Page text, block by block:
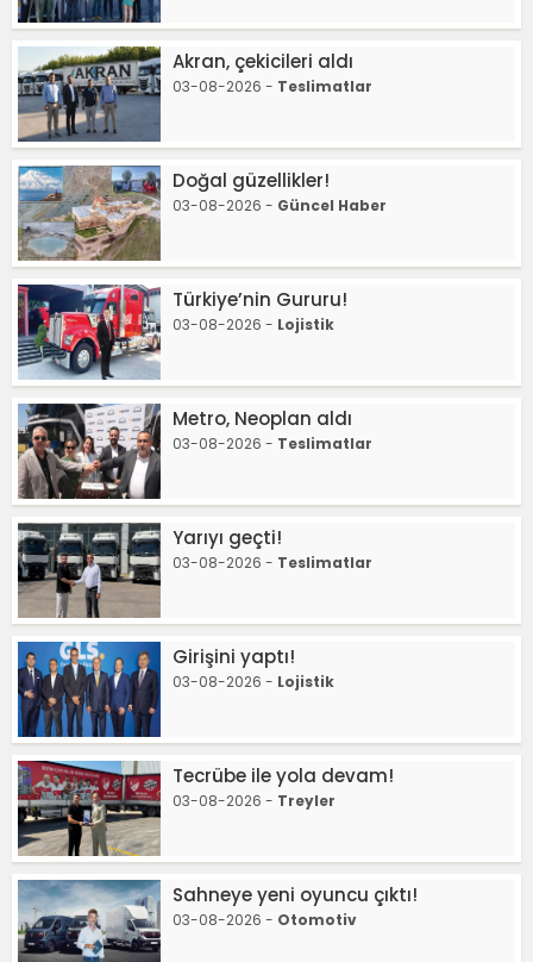
Akran, çekicileri aldı
03-08-2026 - Teslimatlar
Doğal güzellikler!
03-08-2026 - Güncel Haber
Türkiye’nin Gururu!
03-08-2026 - Lojistik
Metro, Neoplan aldı
03-08-2026 - Teslimatlar
Yarıyı geçti!
03-08-2026 - Teslimatlar
Girişini yaptı!
03-08-2026 - Lojistik
Tecrübe ile yola devam!
03-08-2026 - Treyler
Sahneye yeni oyuncu çıktı!
03-08-2026 - Otomotiv